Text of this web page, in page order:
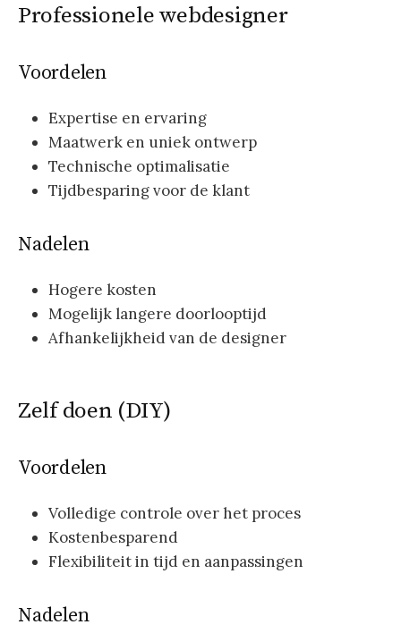
Professionele webdesigner
Voordelen
Expertise en ervaring
Maatwerk en uniek ontwerp
Technische optimalisatie
Tijdbesparing voor de klant
Nadelen
Hogere kosten
Mogelijk langere doorlooptijd
Afhankelijkheid van de designer
Zelf doen (DIY)
Voordelen
Volledige controle over het proces
Kostenbesparend
Flexibiliteit in tijd en aanpassingen
Nadelen